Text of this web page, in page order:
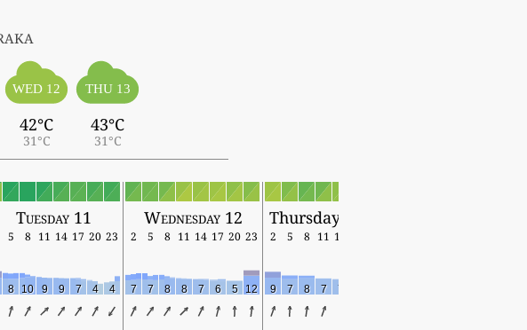
WED 12
42°C
31°C
THU 13
43°C
31°C
Tuesday 11 Wednesday 12 Thursday 13
5 8 11 14 17 20 23 2 5 8 11 14 17 20 23 2 5 8 11 14
8 10 9 9 7 4 4 7 7 8 8 7 6 5 12 9 7 8 7 7